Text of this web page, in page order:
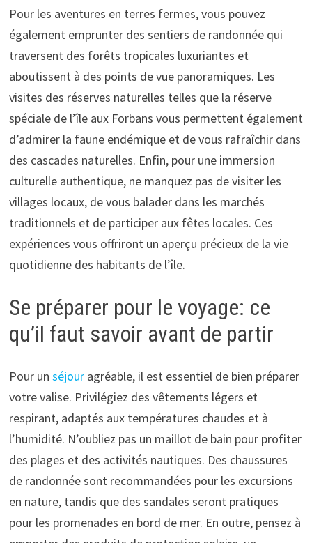
Pour les aventures en terres fermes, vous pouvez
également emprunter des sentiers de randonnée qui
traversent des forêts tropicales luxuriantes et
aboutissent à des points de vue panoramiques. Les
visites des réserves naturelles telles que la réserve
spéciale de l’île aux Forbans vous permettent également
d’admirer la faune endémique et de vous rafraîchir dans
des cascades naturelles. Enfin, pour une immersion
culturelle authentique, ne manquez pas de visiter les
villages locaux, de vous balader dans les marchés
traditionnels et de participer aux fêtes locales. Ces
expériences vous offriront un aperçu précieux de la vie
quotidienne des habitants de l’île.
Se préparer pour le voyage: ce
qu’il faut savoir avant de partir
Pour un séjouragréable, il est essentiel de bien préparer
votre valise. Privilégiez des vêtements légers et
respirant, adaptés aux températures chaudes et à
l’humidité. N’oubliez pas un maillot de bain pour profiter
des plages et des activités nautiques. Des chaussures
de randonnée sont recommandées pour les excursions
en nature, tandis que des sandales seront pratiques
pour les promenades en bord de mer. En outre, pensez à